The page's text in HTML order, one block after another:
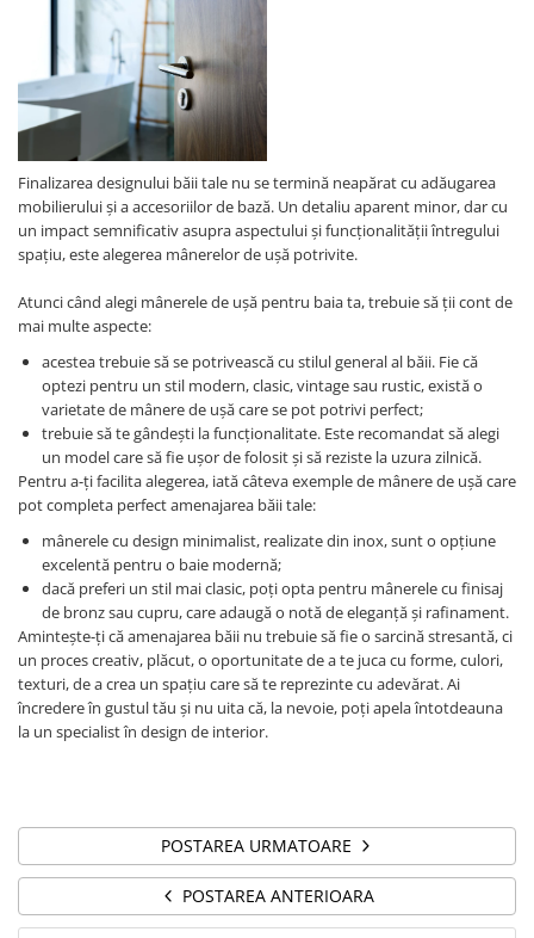
Finalizarea designului băii tale nu se termină neapărat cu adăugarea
mobilierului și a accesoriilor de bază. Un detaliu aparent minor, dar cu
un impact semnificativ asupra aspectului și funcționalității întregului
spațiu, este alegerea mânerelor de ușă potrivite.
Atunci când alegi mânerele de ușă pentru baia ta, trebuie să ții cont de
mai multe aspecte:
acestea trebuie să se potrivească cu stilul general al băii. Fie că
optezi pentru un stil modern, clasic, vintage sau rustic, există o
varietate de mânere de ușă care se pot potrivi perfect;
trebuie să te gândești la funcționalitate. Este recomandat să alegi
un model care să fie ușor de folosit și să reziste la uzura zilnică.
Pentru a-ți facilita alegerea, iată câteva exemple de mânere de ușă care
pot completa perfect amenajarea băii tale:
mânerele cu design minimalist, realizate din inox, sunt o opțiune
excelentă pentru o baie modernă;
dacă preferi un stil mai clasic, poți opta pentru mânerele cu finisaj
de bronz sau cupru, care adaugă o notă de eleganță și rafinament.
Amintește-ți că amenajarea băii nu trebuie să fie o sarcină stresantă, ci
un proces creativ, plăcut, o oportunitate de a te juca cu forme, culori,
texturi, de a crea un spațiu care să te reprezinte cu adevărat. Ai
încredere în gustul tău și nu uita că, la nevoie, poți apela întotdeauna
la un specialist în design de interior.
POSTAREA URMATOARE
POSTAREA ANTERIOARA